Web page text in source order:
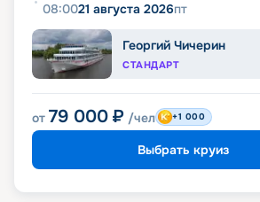
08:0021 августа 2026пт
Георгий Чичерин
СТАНДАРТ
от 79 000 ₽ /чел +1 000
Выбрать круиз